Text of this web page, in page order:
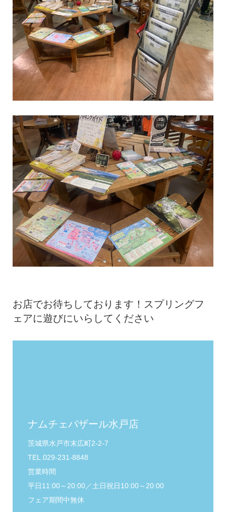
お店でお待ちしております！スプリングフ
ェアに遊びにいらしてください
ナムチェバザール水戸店
茨城県水戸市末広町2-2-7
TEL.029-231-8848
営業時間
平日11:00～20:00／土日祝日10:00～20:00
フェア期間中無休